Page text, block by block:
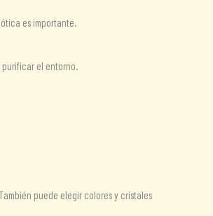
es importante.
purificar el entorno.
puede elegir colores y cristales